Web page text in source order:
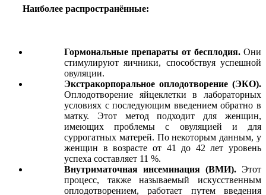
Наиболее распространённые:
Гормональные препараты от бесплодия. Они
стимулируют яичники, способствуя успешной
овуляции.
Экстракорпоральное оплодотворение (ЭКО).
Оплодотворение яйцеклетки в лабораторных
условиях с последующим введением обратно в
матку. Этот метод подходит для женщин,
имеющих проблемы с овуляцией и для
суррогатных матерей. По некоторым данным, у
женщин в возрасте от 41 до 42 лет уровень
успеха составляет 11 %.
Внутриматочная инсеминация (ВМИ). Этот
процесс, также называемый искусственным
оплодотворением, работает путем введения